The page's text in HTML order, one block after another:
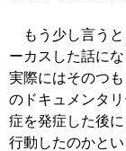
もう少し言うと
ーカスした話に
実際にはそのつ
のドキュメンタ
症を発症した後
行動したのかと